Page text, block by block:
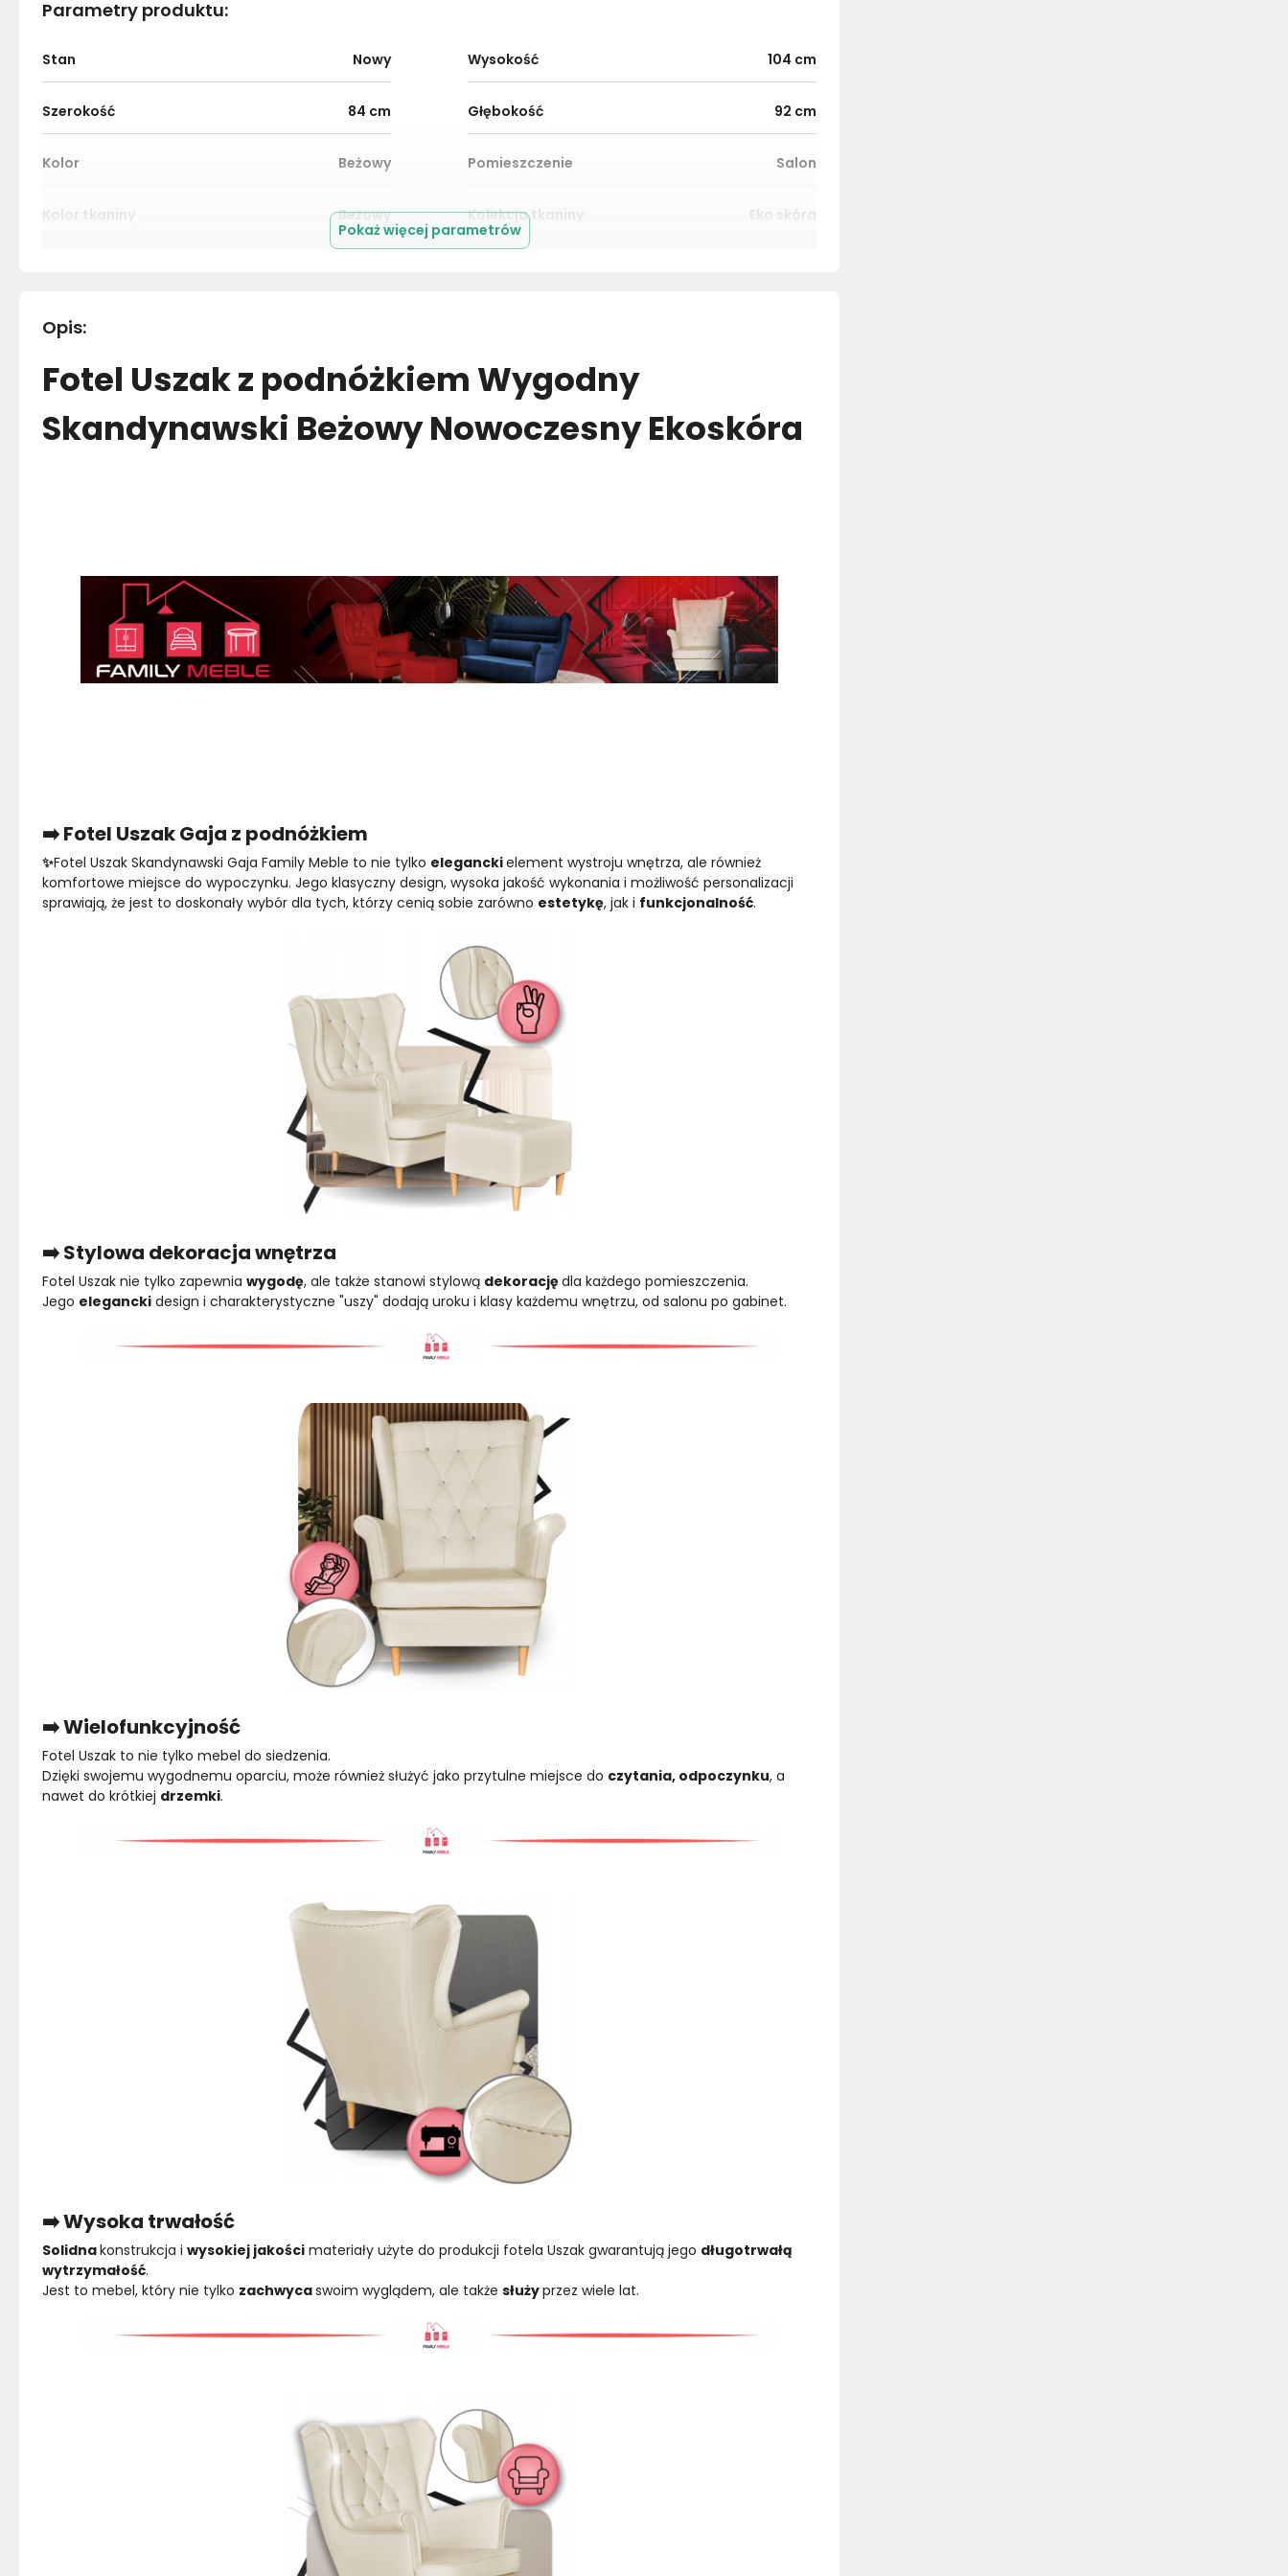
Parametry produktu:
Stan Nowy Wysokość 104 cm
Szerokość 84 cm Głębokość 92 cm
Kolor Beżowy Pomieszczenie Salon
Kolor tkaniny Beżowy Kolekcja tkaniny Eko skóra
Kolor
Marka Family Meble Montaż
Rok produkcji 2024
Pokaż więcej parametrów
Opis:
Fotel Uszak z podnóżkiem Wygodny
Skandynawski Beżowy Nowoczesny Ekoskóra
➡️ Fotel Uszak Gaja z podnóżkiem
✨Fotel Uszak Skandynawski Gaja Family Meble to nie tylko elegancki element wystroju wnętrza, ale również
komfortowe miejsce do wypoczynku. Jego klasyczny design, wysoka jakość wykonania i możliwość personalizacji
sprawiają, że jest to doskonały wybór dla tych, którzy cenią sobie zarówno estetykę, jak i funkcjonalność.
➡️ Stylowa dekoracja wnętrza
Fotel Uszak nie tylko zapewnia wygodę, ale także stanowi stylową dekorację dla każdego pomieszczenia.
Jego elegancki design i charakterystyczne "uszy" dodają uroku i klasy każdemu wnętrzu, od salonu po gabinet.
➡️ Wielofunkcyjność
Fotel Uszak to nie tylko mebel do siedzenia.
Dzięki swojemu wygodnemu oparciu, może również służyć jako przytulne miejsce do czytania, odpoczynku, a
nawet do krótkiej drzemki.
➡️ Wysoka trwałość
Solidna konstrukcja i wysokiej jakości materiały użyte do produkcji fotela Uszak gwarantują jego długotrwałą
wytrzymałość.
Jest to mebel, który nie tylko zachwyca swoim wyglądem, ale także służy przez wiele lat.